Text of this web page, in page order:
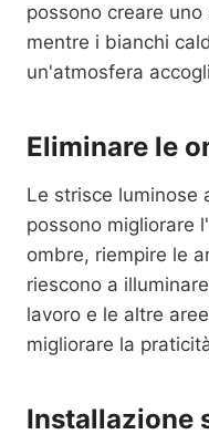
possono creare
mentre i bianchi
un'atmosfera
Eliminare le
Le strisce luminose
possono migliorare
ombre, riempire le
riescono a
lavoro e le altre
migliorare la
Installazione